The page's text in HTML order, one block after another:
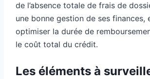
de l’absence totale de frais de
une bonne gestion de ses finances,
optimiser la durée de
le coût total du crédit.
Les éléments à